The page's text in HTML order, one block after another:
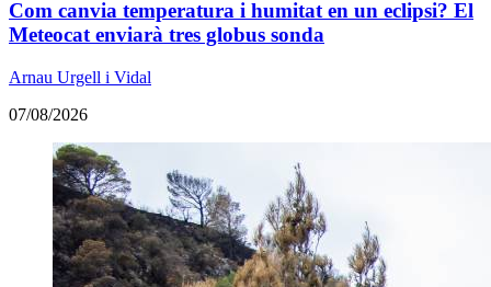
Com canvia temperatura i humitat en un eclipsi? El
Meteocat enviarà tres globus sonda
Arnau Urgell i Vidal
07/08/2026